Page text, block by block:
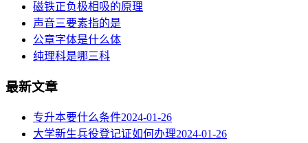
磁铁正负极相吸的原理
声音三要素指的是
公章字体是什么体
纯理科是哪三科
最新文章
专升本要什么条件2024-01-26
大学新生兵役登记证如何办理2024-01-26